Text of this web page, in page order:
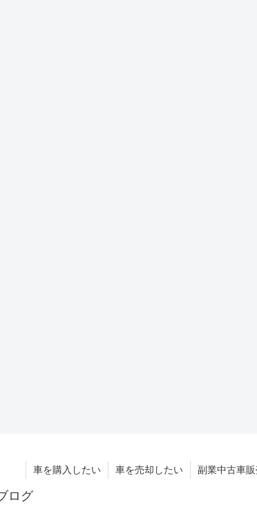
ログ
車を購入したい 車を売却したい 副業中古車販